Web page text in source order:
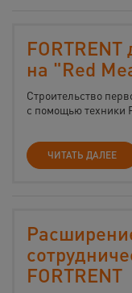
FORTRENT
на "Red
Строительство
с помощью техники
ЧИТАТЬ ДАЛЕЕ
FORTRENT